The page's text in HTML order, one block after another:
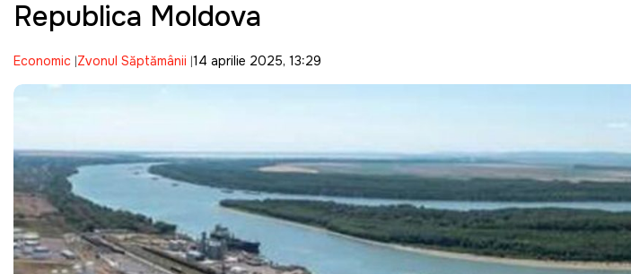
Republica Moldova
Economic Zvonul Săptămânii 14 aprilie 2025, 13:29